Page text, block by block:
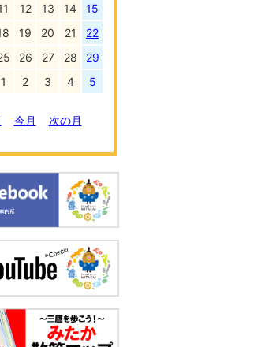
12 13 14
15
19 20 21
22
26 27 28
29
1 2 3 4 5
今月 次の月